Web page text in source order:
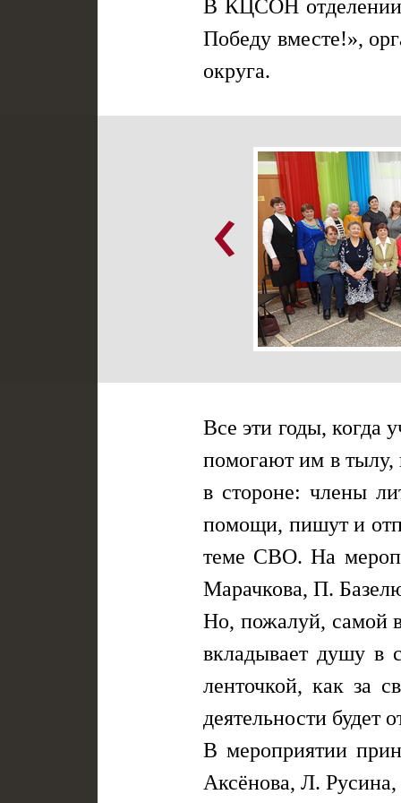
В КЦСОН отделении
Победу вместе!»,
округа.
‹
Все эти годы, когда
помогают им в тылу,
в стороне: члены
помощи, пишут и
теме СВО. На
Марачкова, П.
Но, пожалуй, самой
вкладывает душу в
ленточкой, как за
деятельности будет
В мероприятии
Аксёнова, Л.